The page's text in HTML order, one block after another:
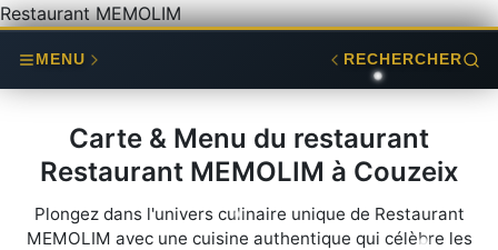
Restaurant MEMOLIM
MENU RECHERCHER
Carte & Menu du restaurant
Restaurant MEMOLIM à Couzeix
Plongez dans l'univers culinaire unique de Restaurant
MEMOLIM avec une cuisine authentique qui célèbre les